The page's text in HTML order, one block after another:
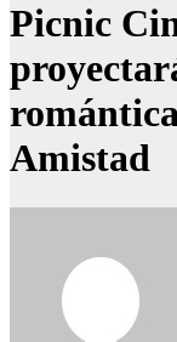
Picnic
Amistad